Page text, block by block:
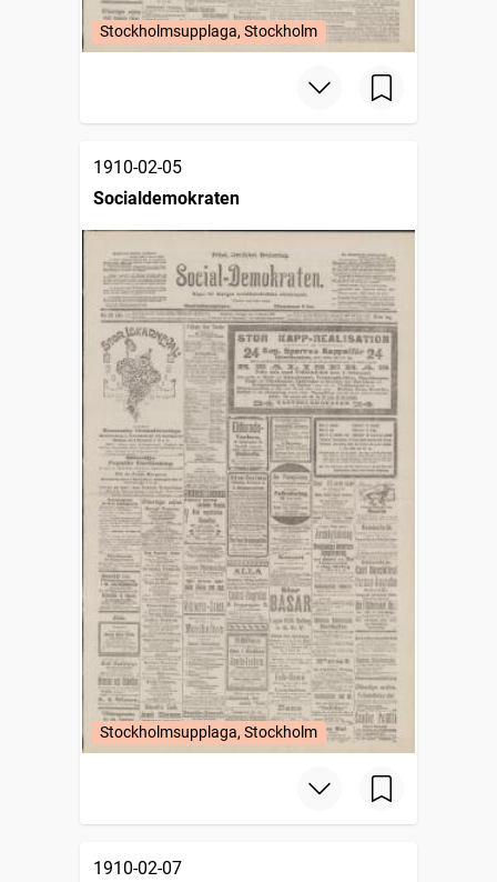
Stockholmsupplaga, Stockholm
1910-02-05
Socialdemokraten
Stockholmsupplaga, Stockholm
1910-02-07